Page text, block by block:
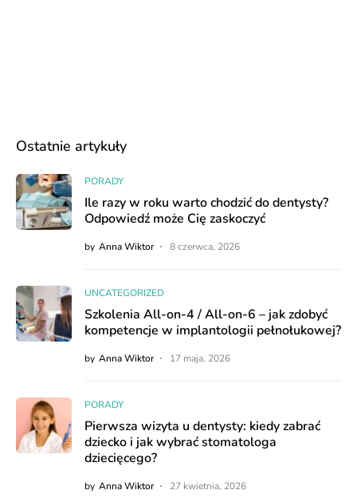
Ostatnie artykuły
PORADY
Ile razy w roku warto chodzić do dentysty?
Odpowiedź może Cię zaskoczyć
by Anna Wiktor 8 czerwca, 2026
UNCATEGORIZED
Szkolenia All-on-4 / All-on-6 – jak zdobyć
kompetencje w implantologii pełnołukowej?
by Anna Wiktor 17 maja, 2026
PORADY
Pierwsza wizyta u dentysty: kiedy zabrać
dziecko i jak wybrać stomatologa
dziecięcego?
by Anna Wiktor 27 kwietnia, 2026